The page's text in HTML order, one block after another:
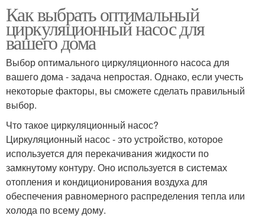
Как выбрать оптимальный
циркуляционный насос для
вашего дома
Выбор оптимального циркуляционного насоса для
вашего дома - задача непростая. Однако, если учесть
некоторые факторы, вы сможете сделать правильный
выбор.
Что такое циркуляционный насос?
Циркуляционный насос - это устройство, которое
используется для перекачивания жидкости по
замкнутому контуру. Оно используется в системах
отопления и кондиционирования воздуха для
обеспечения равномерного распределения тепла или
холода по всему дому.